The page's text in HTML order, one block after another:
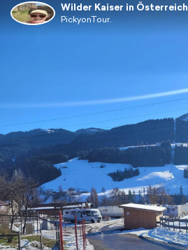
Wilder Kaiser in Österreich
PickyonTour.